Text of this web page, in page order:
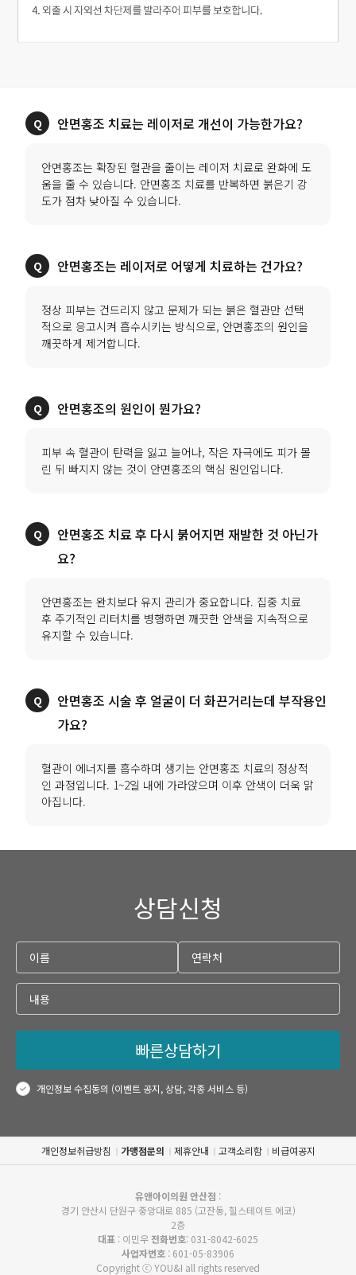
안면홍조 치료는 레이저로 개선이 가능한가요?
안면홍조는 확장된 혈관을 줄이는 레이저 치료로 완화에 도
움을 줄 수 있습니다. 안면홍조 치료를 반복하면 붉은기 강
도가 점차 낮아질 수 있습니다.
안면홍조는 레이저로 어떻게 치료하는 건가요?
정상 피부는 건드리지 않고 문제가 되는 붉은 혈관만 선택
적으로 응고시켜 흡수시키는 방식으로, 안면홍조의 원인을
깨끗하게 제거합니다.
안면홍조의 원인이 뭔가요?
피부 속 혈관이 탄력을 잃고 늘어나, 작은 자극에도 피가 몰
린 뒤 빠지지 않는 것이 안면홍조의 핵심 원인입니다.
안면홍조 치료 후 다시 붉어지면 재발한 것 아닌가
요?
안면홍조는 완치보다 유지 관리가 중요합니다. 집중 치료
후 주기적인 리터치를 병행하면 깨끗한 안색을 지속적으로
유지할 수 있습니다.
안면홍조 시술 후 얼굴이 더 화끈거리는데 부작용인
가요?
혈관이 에너지를 흡수하며 생기는 안면홍조 치료의 정상적
인 과정입니다. 1~2일 내에 가라앉으며 이후 안색이 더욱 맑
아집니다.
상담신청
빠른상담하기
개인정보 수집동의 (이벤트 공지, 상담, 각종 서비스 등)
개인정보취급방침 가맹점문의 제휴안내 고객소리함 비급여공지
유앤아이의원 안산점 :
경기 안산시 단원구 중앙대로 885 (고잔동, 힐스테이트 에코)
2층
대표 : 이민우전화번호: 031-8042-6025
사업자번호 : 601-05-83906
Copyright ⓒ YOU&I all rights reserved